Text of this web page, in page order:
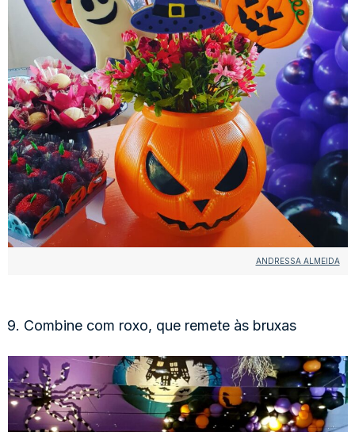
ANDRESSA ALMEIDA
9. Combine com roxo, que remete às bruxas